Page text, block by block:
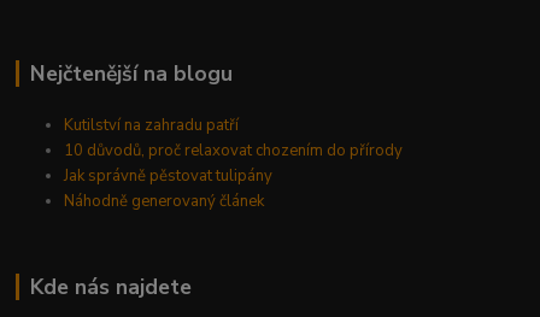
Nejčtenější na blogu
Kutilství na zahradu patří
10 důvodů, proč relaxovat chozením do přírody
Jak správně pěstovat tulipány
Náhodně generovaný článek
Kde nás najdete